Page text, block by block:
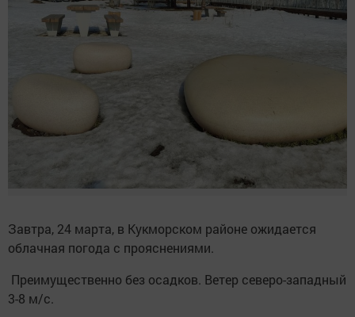
Завтра, 24 марта, в Кукморском районе ожидается
облачная погода с прояснениями.
Преимущественно без осадков. Ветер северо-западный
3-8 м/с.